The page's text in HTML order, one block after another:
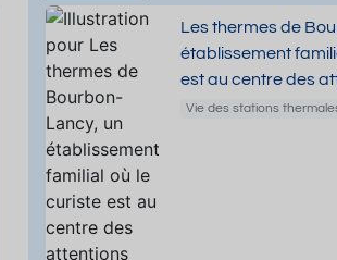
Les thermes de
établissement
est au centre des
Vie des stations